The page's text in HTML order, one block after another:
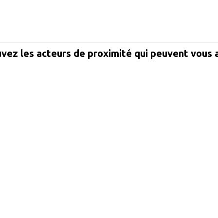
les acteurs de proximité qui peuvent vous